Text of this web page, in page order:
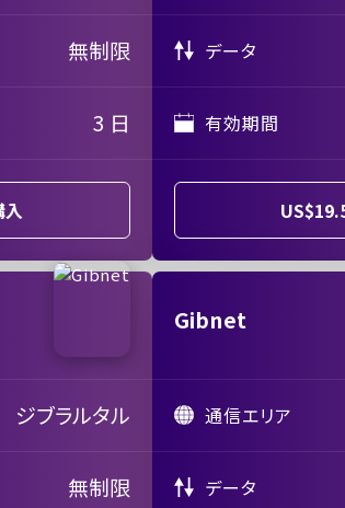
無制限
3 日
入
データ
有効期間
ジブラルタル
無制限
Gibnet
通信エリア
データ